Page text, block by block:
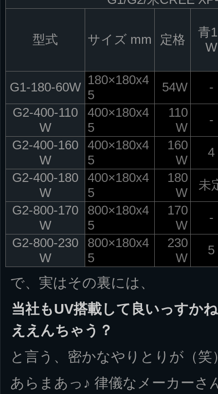
型式 サイズ mm 定格
青
W
G1-180-60W 180×180x4
5
54W
-
G2-400-110
W
400×180x4
5
110
W
-
G2-400-160
W
400×180x4
5
160
W
4
G2-400-180
W
400×180x4
5
180
W
未
G2-800-170
W
800×180x4
5
170
W
-
G2-800-230
W
800×180x4
5
230
W
5
で、実はその裏には、
当社もUV搭載して良いっすか
ええんちゃう？
と言う、密かなやりとりが（笑
あらまあっ♪ 律儀なメーカーさ